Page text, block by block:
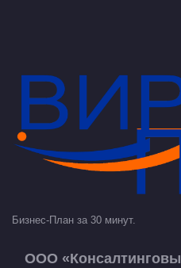
Бизнес-План за 30 минут.
ООО